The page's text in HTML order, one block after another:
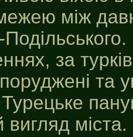
між
за
та
вигляд